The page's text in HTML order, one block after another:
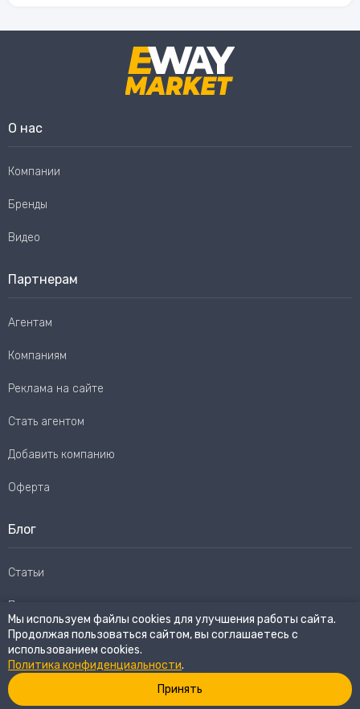
О нас
Компании
Бренды
Видео
Партнерам
Агентам
Компаниям
Реклама на сайте
Стать агентом
Добавить компанию
Оферта
Блог
Статьи
Пользовательское соглашение
Карта сайта
eWay Market.Все права защищены
Мы используем файлы cookies для улучшения работы сайта.
Продолжая пользоваться сайтом, вы соглашаетесь с
использованием cookies.
Политика конфиденциальности.
Принять